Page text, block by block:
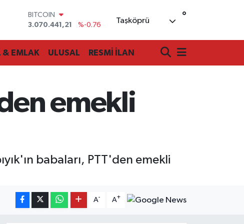
BITCOIN
3.070.441,21
%-0.76
EURO
55,0265
%0.01
6618.49
%2.12
Taşköprü °
& EMLAK ULUSAL RESMİ İLAN
emekli
babaları, PTT'den emekli
A- A+